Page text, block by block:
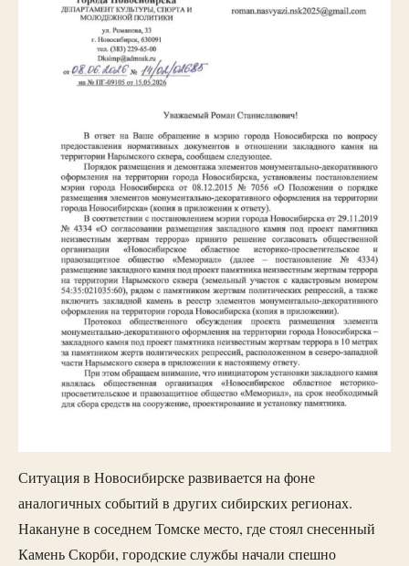
Ситуация в Новосибирске развивается на фоне
аналогичных событий в других сибирских регионах.
Накануне в соседнем Томске место, где стоял снесенный
Камень Скорби, городские службы начали спешно